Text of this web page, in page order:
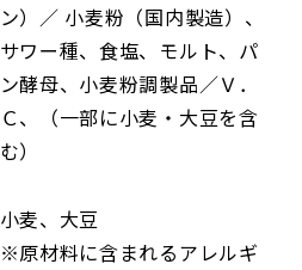
ン）／ 小麦粉（国内製造）、
サワー種、食塩、モルト、パ
ン酵母、小麦粉調製品／Ｖ．
Ｃ、（一部に小麦・大豆を含
む）
小麦、大豆
※原材料に含まれるアレルギ